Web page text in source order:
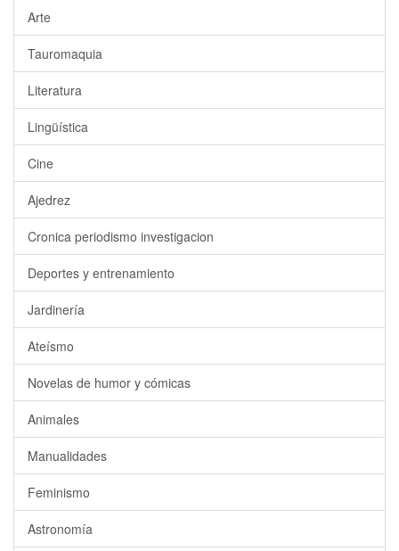
Arte
Tauromaquia
Literatura
Lingüística
Cine
Ajedrez
Cronica periodismo investigacion
Deportes y entrenamiento
Jardinería
Ateísmo
Novelas de humor y cómicas
Animales
Manualidades
Feminismo
Astronomía